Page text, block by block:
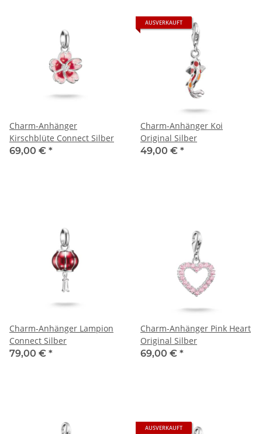
Charm-Anhänger
Kirschblüte Connect Silber
69,00 € *
AUSVERKAUFT
Charm-Anhänger Koi
Original Silber
49,00 € *
Charm-Anhänger Lampion
Connect Silber
79,00 € *
Charm-Anhänger Pink Heart
Original Silber
69,00 € *
AUSVERKAUFT